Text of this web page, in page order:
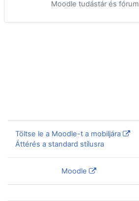
Moodle tudástár és fórum
Töltse le a Moodle-t a mobiljára
Áttérés a standard stílusra
Moodle